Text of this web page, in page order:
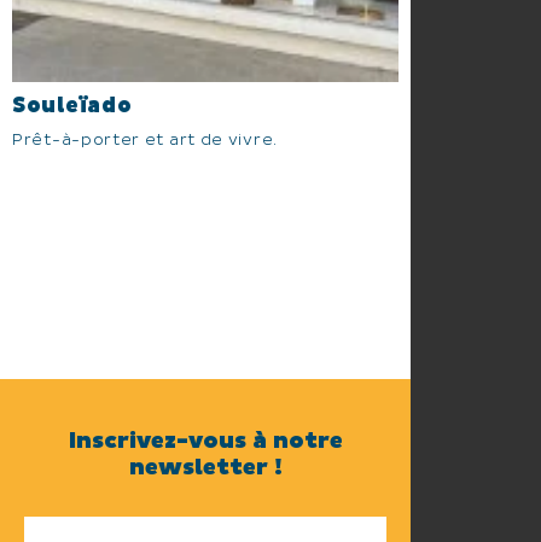
Souleïado
Prêt-à-porter et art de vivre.
Inscrivez-vous à notre
newsletter !